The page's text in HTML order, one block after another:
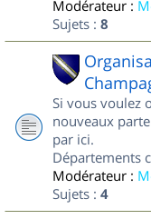
Modérateur :
Sujets : 8
Si vous voulez
nouveaux
par ici.
Départements
Modérateur :
Sujets : 4